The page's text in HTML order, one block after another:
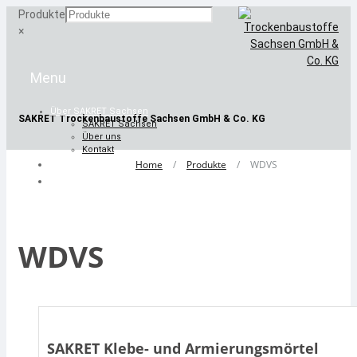
Produkte
×
SAKRET TrockenbaustoffeSachsen GmbH & Co. KG
Über SAKRET Sachsen
SAKRET Sachsen
Über uns
Kontakt
Home / Produkte / WDVS
WDVS
SAKRET Klebe- und Armierungsmörtel